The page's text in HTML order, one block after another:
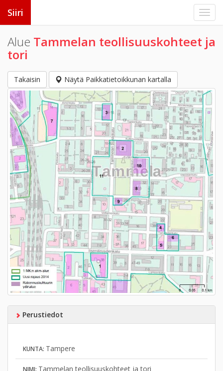
Siiri
Alue Tammelan teollisuuskohteet ja
tori
Takaisin Näytä Paikkatietoikkunan kartalla
Perustiedot
KUNTA: Tampere
Tammelan teollisuuskohteet ja tori